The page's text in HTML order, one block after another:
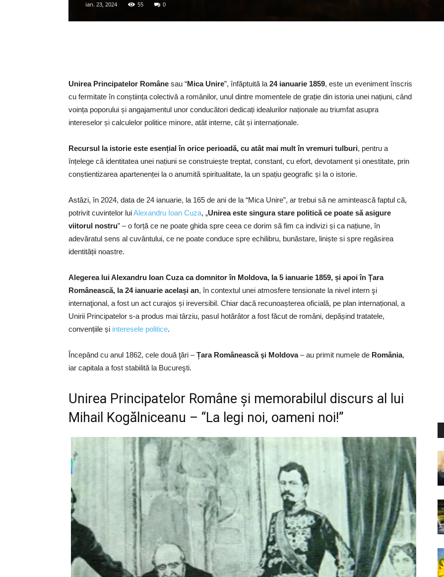
ian. 23, 2024 55 0
Unirea Principatelor Române sau “Mica Unire”, înfăptuită la 24 ianuarie 1859, este un eveniment înscris
cu fermitate în conștiința colectivă a românilor, unul dintre momentele de grație din istoria unei națiuni, când
voința poporului și angajamentul unor conducători dedicați idealurilor naționale au triumfat asupra
intereselor și calculelor politice minore, atât interne, cât și internaționale.
Recursul la istorie este esențial în orice perioadă, cu atât mai mult în vremuri tulburi, pentru a
înțelege că identitatea unei națiuni se construiește treptat, constant, cu efort, devotament și onestitate, prin
conștientizarea apartenenței la o anumită spiritualitate, la un spațiu geografic și la o istorie.
Astăzi, în 2024, data de 24 ianuarie, la 165 de ani de la “Mica Unire”, ar trebui să ne amintească faptul că,
potrivit cuvintelor luiAlexandru Ioan Cuza, „Unirea este singura stare politică ce poate să asigure
viitorul nostru” – o forță ce ne poate ghida spre ceea ce dorim să fim ca indivizi și ca națiune, în
adevăratul sens al cuvântului, ce ne poate conduce spre echilibru, bunăstare, liniște si spre regăsirea
identității noastre.
Alegerea lui Alexandru Ioan Cuza ca domnitor în Moldova, la 5 ianuarie 1859, și apoi în Țara
Românească, la 24 ianuarie același an, în contextul unei atmosfere tensionate la nivel intern şi
internaţional, a fost un act curajos și ireversibil. Chiar dacă recunoașterea oficială, pe plan internațional, a
Unirii Principatelor s-a produs mai târziu, pasul hotărâtor a fost făcut de români, depășind tratatele,
convențiile și interesele politice.
Începând cu anul 1862, cele două ţări –Țara Românească şi Moldova– au primit numele de România,
iar capitala a fost stabilită la Bucureşti.
Unirea Principatelor Române şi memorabilul discurs al lui
Mihail Kogălniceanu – “La legi noi, oameni noi!”